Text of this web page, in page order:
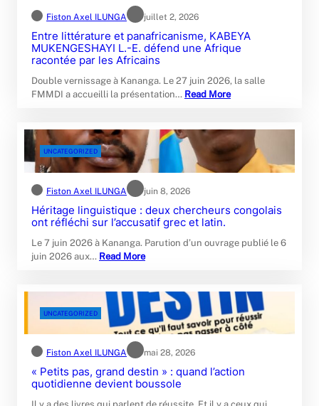
Fiston Axel ILUNGA juillet 2, 2026
‎Entre littérature et panafricanisme, KABEYA
MUKENGESHAYI L.-E. défend une Afrique
racontée par les Africains
Double vernissage à Kananga. Le 27 juin 2026, la salle
FMMDI a accueilli la présentation… Read More
UNCATEGORIZED
Fiston Axel ILUNGA juin 8, 2026
Héritage linguistique : deux chercheurs congolais
ont réfléchi sur l’accusatif grec et latin.‎
Le 7 juin 2026 à Kananga. Parution d’un ouvrage publié le 6
juin 2026 aux… Read More
UNCATEGORIZED
Fiston Axel ILUNGA mai 28, 2026
‎« Petits pas, grand destin » : quand l’action
quotidienne devient boussole